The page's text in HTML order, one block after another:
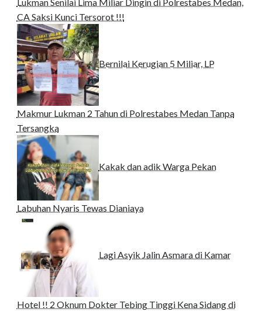
CA Saksi Kunci Tersorot !!!
Bernilai Kerugian 5 Miliar, LP
Makmur Lukman 2 Tahun di Polrestabes Medan Tanpa
Tersangka
Kakak dan adik Warga Pekan
Labuhan Nyaris Tewas Dianiaya
Lagi Asyik Jalin Asmara di Kamar
Hotel !! 2 Oknum Dokter Tebing Tinggi Kena Sidang di